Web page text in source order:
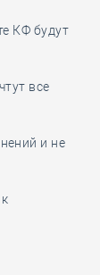
КФ будут
все
и не